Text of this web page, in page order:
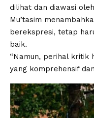
dilihat dan diawasi
Mu’tasim
berekspresi, tetap
baik.
“Namun, perihal kritik
yang komprehensif